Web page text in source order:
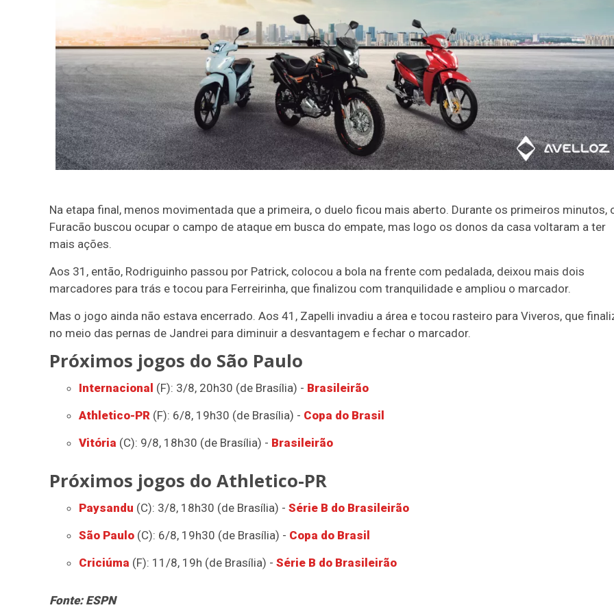
Na etapa final, menos movimentada que a primeira, o duelo ficou mais aberto. Durante os primeiros minutos,
Furacão buscou ocupar o campo de ataque em busca do empate, mas logo os donos da casa voltaram a ter
mais ações.
Aos 31, então, Rodriguinho passou por Patrick, colocou a bola na frente com pedalada, deixou mais dois
marcadores para trás e tocou para Ferreirinha, que finalizou com tranquilidade e ampliou o marcador.
Mas o jogo ainda não estava encerrado. Aos 41, Zapelli invadiu a área e tocou rasteiro para Viveros, que
no meio das pernas de Jandrei para diminuir a desvantagem e fechar o marcador.
Próximos jogos do São Paulo
Internacional (F): 3/8, 20h30 (de Brasília) - Brasileirão
Athletico-PR (F): 6/8, 19h30 (de Brasília) - Copa do Brasil
Vitória (C): 9/8, 18h30 (de Brasília) - Brasileirão
Próximos jogos do Athletico-PR
Paysandu (C): 3/8, 18h30 (de Brasília) - Série B do Brasileirão
São Paulo(C): 6/8, 19h30 (de Brasília) - Copa do Brasil
Criciúma (F): 11/8, 19h (de Brasília) - Série B do Brasileirão
Fonte: ESPN